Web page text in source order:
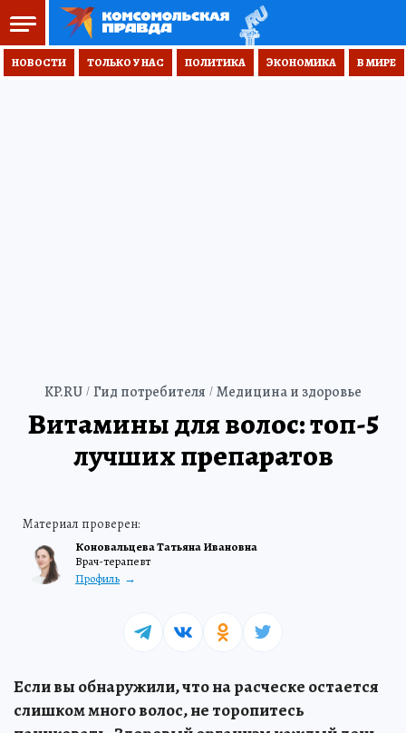
НОВОСТИ ТОЛЬКО У НАС ПОЛИТИКА ЭКОНОМИКА В МИРЕ
KP.RU Гид потребителя Медицина и здоровье
Коновальцева Татьяна Ивановна
Врач-терапевт
Профиль
Витамины для волос: топ-5
лучших препаратов
Если вы обнаружили, что на расческе остается
слишком много волос, не торопитесь